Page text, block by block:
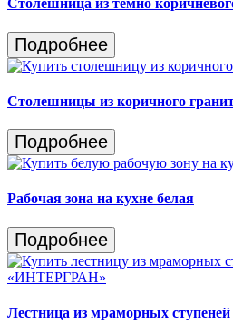
Столешница из темно
Подробнее
Столешницы из коричного
Подробнее
Рабочая зона на кухне белая
Подробнее
Лестница из мраморных ступеней